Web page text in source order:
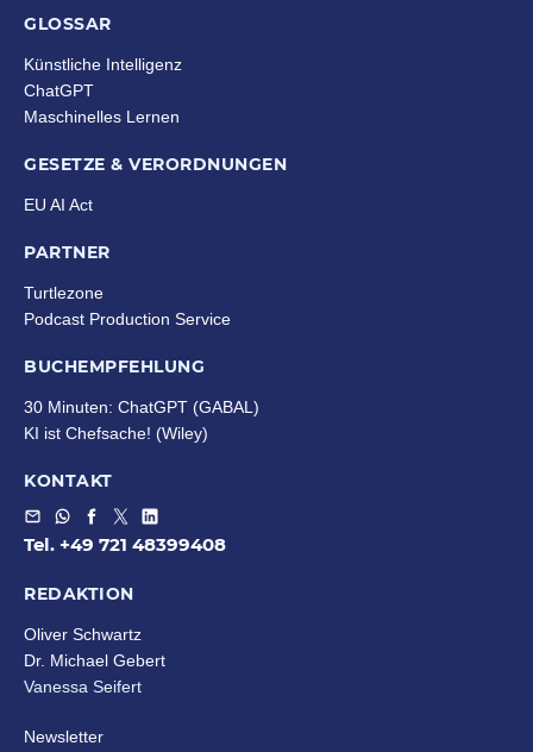
GLOSSAR
Künstliche Intelligenz
ChatGPT
Maschinelles Lernen
GESETZE & VERORDNUNGEN
EU AI Act
PARTNER
Turtlezone
Podcast Production Service
BUCHEMPFEHLUNG
30 Minuten: ChatGPT (GABAL)
KI ist Chefsache! (Wiley)
KONTAKT
Tel. +49 721 48399408
REDAKTION
Oliver Schwartz
Dr. Michael Gebert
Vanessa Seifert
Newsletter